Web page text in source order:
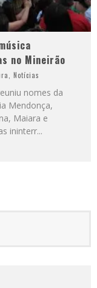
no Mineirão
, Notícias
nomes da
Mendonça,
Maiara e
ininterr...